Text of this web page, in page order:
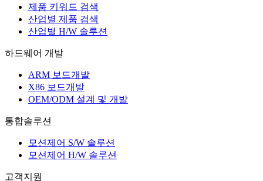
제품 키워드 검색
산업별 제품 검색
산업별 H/W 솔루션
하드웨어 개발
ARM 보드개발
X86 보드개발
OEM/ODM 설계 및 개발
통합솔루션
모션제어 S/W 솔루션
모션제어 H/W 솔루션
고객지원